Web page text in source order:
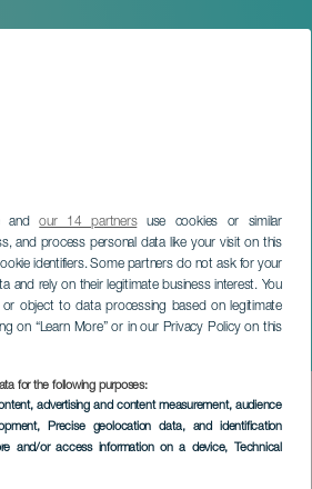
andour 14 partnersuse cookies or similar
and process personal data like your visit on this
identifiers. Some partners do not ask for your
and rely on their legitimate business interest. You
object to data processing based on legitimate
on “Learn More” or in our Privacy Policy on this
for the following purposes:
advertising and content measurement, audience
, Precise geolocation data, and identification
and/or access information on a device, Technical
color